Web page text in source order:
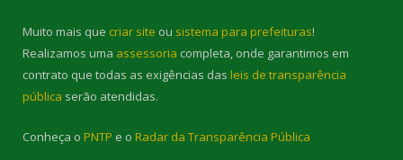
Muito mais que criar site ou sistema para prefeituras!
Realizamos uma assessoria completa, onde garantimos em
contrato que todas as exigências das leis de transparência
pública serão atendidas.
Conheça o PNTP e o Radar da Transparência Pública